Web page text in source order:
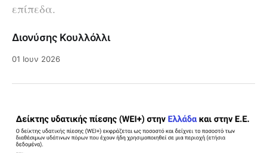
επίπεδα.
Διονύσης Κουλλόλλι
01 Ιουν 2026